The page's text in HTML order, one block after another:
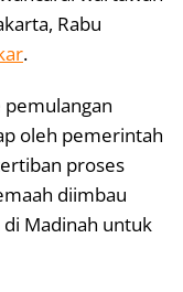
Rabu
.
oleh pemerintah
proses
diimbau
Madinah untuk